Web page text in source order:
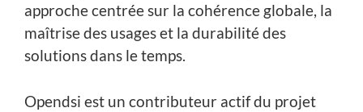
approche centrée sur la cohérence globale, la
maîtrise des usages et la durabilité des
solutions dans le temps.
Opendsi est un contributeur actif du projet